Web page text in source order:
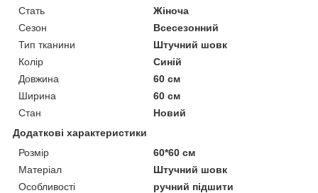
Стать
Жіноча
Сезон
Всесезонний
Тип тканини
Штучний шовк
Колір
Синій
Довжина
60 см
Ширина
60 см
Стан
Новий
Додаткові характеристики
Розмір
60*60 см
Матеріал
Штучний шовк
Особливості
ручний підшити